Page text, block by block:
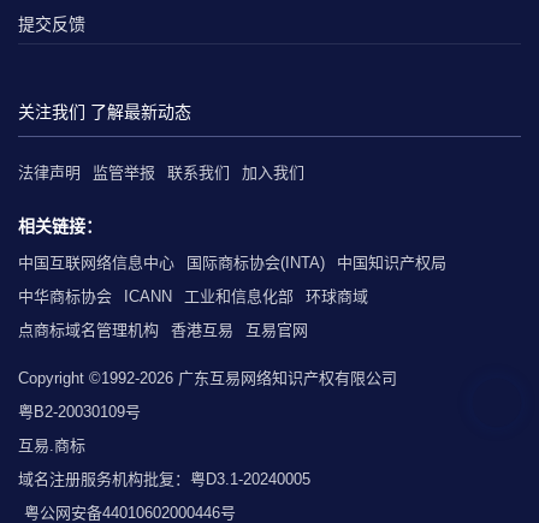
提交反馈
关注我们 了解最新动态
法律声明 监管举报 联系我们 加入我们
相关链接：
中国互联网络信息中心 国际商标协会(INTA)
中国知识产权局
中华商标协会
ICANN 工业和信息化部
环球商域
点商标域名管理机构
香港互易 互易官网
Copyright ©1992-2026 广东互易网络知识产权有限公司
粤B2-20030109号
互易.商标
域名注册服务机构批复：粤D3.1-20240005
粤公网安备44010602000446号